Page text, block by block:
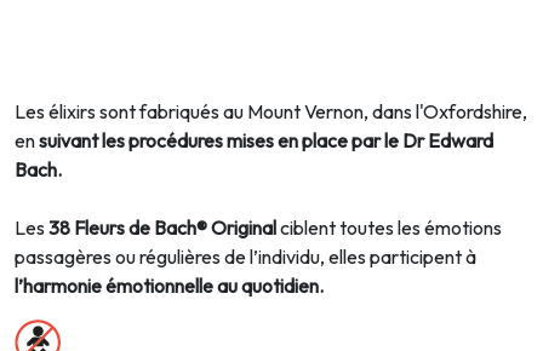
Les élixirs sont fabriqués au Mount Vernon, dans l'Oxfordshire,
ensuivant les procédures mises en place par le Dr Edward
Bach.
Les 38 Fleurs de Bach® Originalciblent toutes les émotions
passagères ou régulières de l’individu, elles participent à
l’harmonie émotionnelle au quotidien.